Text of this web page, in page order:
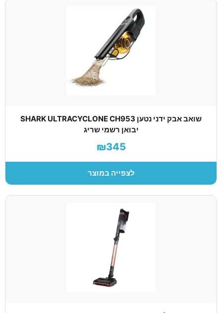
שואב אבק ידני נטען SHARK ULTRACYCLONE CH953
יבואן רשמי שריג
₪345
לצפייה במוצר